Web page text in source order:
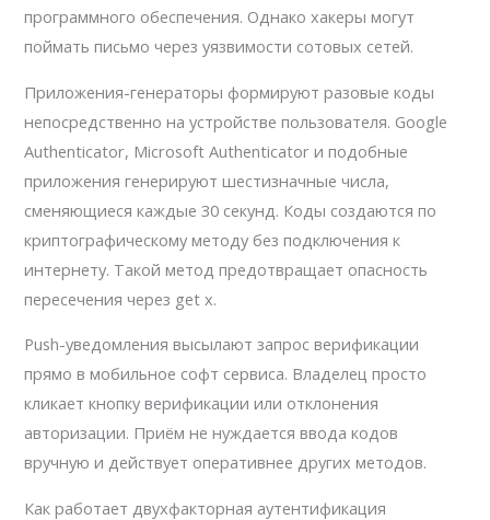
программного обеспечения. Однако хакеры могут
поймать письмо через уязвимости сотовых сетей.
Приложения-генераторы формируют разовые коды
непосредственно на устройстве пользователя. Google
Authenticator, Microsoft Authenticator и подобные
приложения генерируют шестизначные числа,
сменяющиеся каждые 30 секунд. Коды создаются по
криптографическому методу без подключения к
интернету. Такой метод предотвращает опасность
пересечения через get x.
Push-уведомления высылают запрос верификации
прямо в мобильное софт сервиса. Владелец просто
кликает кнопку верификации или отклонения
авторизации. Приём не нуждается ввода кодов
вручную и действует оперативнее других методов.
Как работает двухфакторная аутентификация